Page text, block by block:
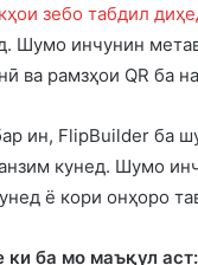
зебо табдил
Шумо инчунин
ва рамзҳои QR ба
ин, FlipBuilder ба
кунед. Шумо
ё кори онҳоро
ки ба мо маъқул аст: